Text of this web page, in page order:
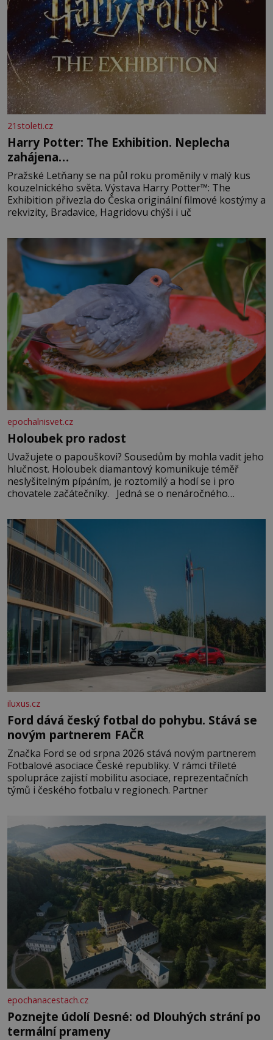
21stoleti.cz
Harry Potter: The Exhibition. Neplecha
zahájena…
Pražské Letňany se na půl roku proměnily v malý kus
kouzelnického světa. Výstava Harry Potter™: The
Exhibition přivezla do Česka originální filmové kostýmy a
rekvizity, Bradavice, Hagridovu chýši i uč
epochalnisvet.cz
Holoubek pro radost
Uvažujete o papouškovi? Sousedům by mohla vadit jeho
hlučnost. Holoubek diamantový komunikuje téměř
neslyšitelným pípáním, je roztomilý a hodí se i pro
chovatele začátečníky. Jedná se o nenáročného
času tráví na zemi, kde sbírá zbytky semínek Jeho
domovinou je prakticky celá Austrálie s výjimkou
pobřežní oblasti.
iluxus.cz
Ford dává český fotbal do pohybu. Stává se
novým partnerem FAČR
Značka Ford se od srpna 2026 stává novým partnerem
Fotbalové asociace České republiky. V rámci tříleté
spolupráce zajistí mobilitu asociace, reprezentačních
týmů i českého fotbalu v regionech. Partner
epochanacestach.cz
Poznejte údolí Desné: od Dlouhých strání po
termální prameny